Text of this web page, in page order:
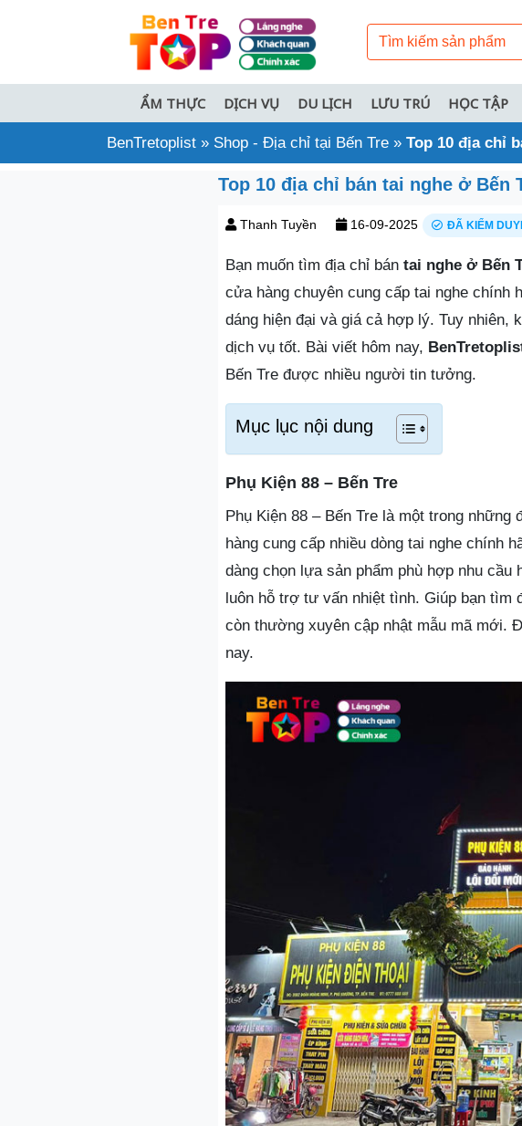
ẨM THỰC DỊCH VỤ DU LỊCH LƯU TRÚ HỌC TẬP
BenTretoplist » Shop - Địa chỉ tại Bến Tre » Top 10 địa chỉ
Top 10 địa chỉ bán tai nghe ở Bến
Thanh Tuyền 16-09-2025 ĐÃ KIỂM
Bạn muốn tìm địa chỉ bán tai nghe ở Bến
cửa hàng chuyên cung cấp tai nghe chính
dáng hiện đại và giá cả hợp lý. Tuy nhiên,
dịch vụ tốt. Bài viết hôm nay,
Bến Tre được nhiều người tin tưởng.
Mục lục nội dung
Phụ Kiện 88 – Bến Tre
Phụ Kiện 88 – Bến Tre là một trong
hàng cung cấp nhiều dòng tai nghe chính
dàng chọn lựa sản phẩm phù hợp nhu
luôn hỗ trợ tư vấn nhiệt tình. Giúp bạn tìm
còn thường xuyên cập nhật mẫu mã mới.
nay.